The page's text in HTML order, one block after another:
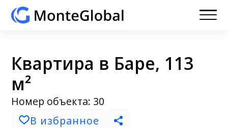
Квартира в Баре, 113
м²
Номер объекта: 30
В избранное